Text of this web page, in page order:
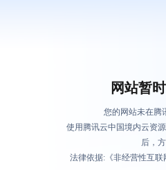
网站暂
您的网站未在腾
使用腾讯云中国境内云资
后，
法律依据:《非经营性互联